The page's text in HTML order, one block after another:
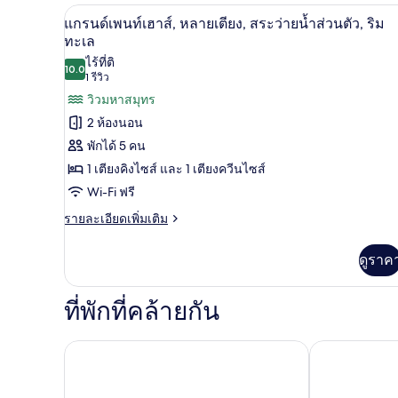
ระเบียง,
ริม
ทะเล
พรีเมียม
สตู
ดิ
โอ
สวี
ท,
หลาย
เตียง,
ระเบียง,
ริม
ทะเล
เปิด
ภาพถ่าย
ทั้งหมด
ของ
แก
รนด์
เพ
นท์
เฮา
หลาย
เตียง,
สระ
ว่าย
แกรนด์เพนท์เฮาส์, หลายเตียง
11
แกรนด์เพนท์เฮาส์, หลายเตียง, สระว่ายน้ำส่วนตัว, ริม
ทะเล
10.010.0 จาก 10
ไร้ที่ติ
1 รีวิว
(1
รีวิว)
วิวมหาสมุทร
2 ห้องนอน
พักได้ 5 คน
1 เตียงคิงไซส์ และ 1 เตียงควีนไซส์
Wi-Fi ฟรี
รายละเอียดเพิ่มเติม
ราย
เกี่ยว
กับ
แก
เพ
ดูราค
ที่พักที่คล้ายกัน
โรงแรม มิโอ วายาร์ตา - สำหรับผู้ใหญ่เท่านั้นVilla del